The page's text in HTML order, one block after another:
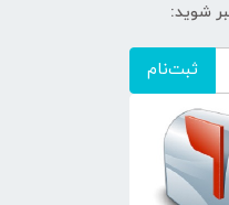
شوید:
ثبت‌نام